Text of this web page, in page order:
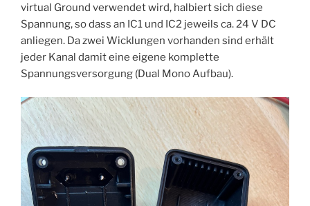
virtual Ground verwendet wird, halbiert sich diese
Spannung, so dass an IC1 und IC2 jeweils ca. 24 V DC
anliegen. Da zwei Wicklungen vorhanden sind erhält
jeder Kanal damit eine eigene komplette
Spannungsversorgung (Dual Mono Aufbau).